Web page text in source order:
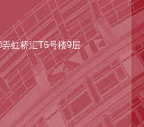
虹桥汇T6号楼9层